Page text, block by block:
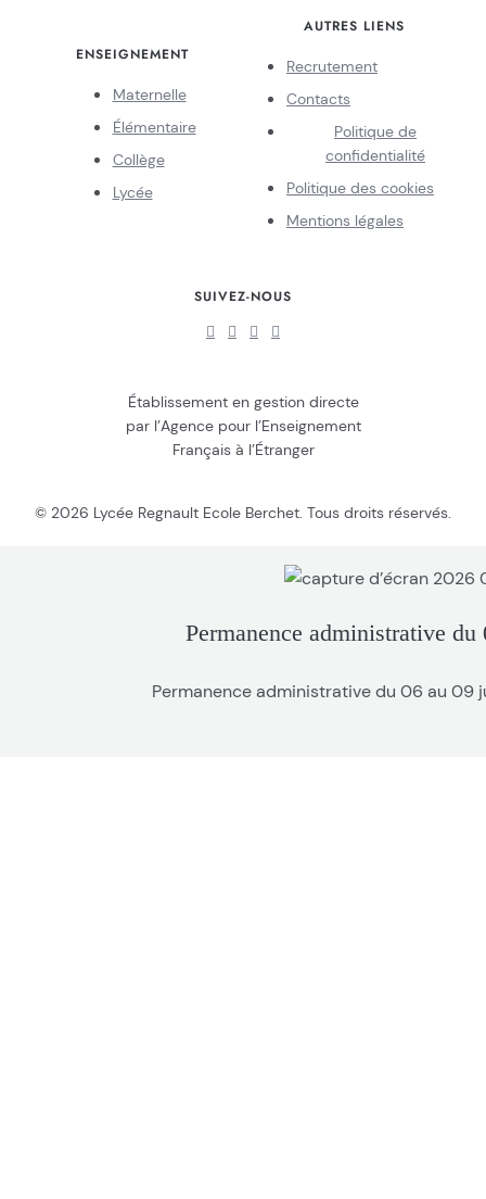
Établissement en gestion directe
par l’Agence pour l’Enseignement
Français à l’Étranger
ENSEIGNEMENT
Maternelle
Élémentaire
Collège
Lycée
AUTRES LIENS
Recrutement
Contacts
Politique de
confidentialité
Politique des cookies
Mentions légales
SUIVEZ-NOUS
© 2026 Lycée Regnault Ecole Berchet. Tous droits réservés.
Permanence administrative
Permanence administrative du 06 au 09